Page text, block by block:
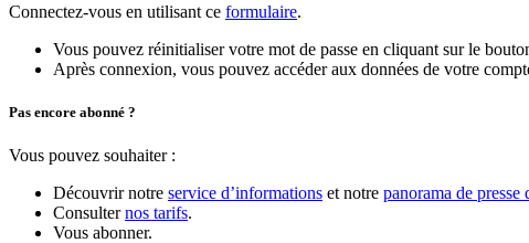
Connectez-vous en utilisant ce formulaire.
Vous pouvez réinitialiser votre mot de passe en cliquant sur le
Après connexion, vous pouvez accéder aux données de votre
Pas encore abonné ?
Vous pouvez souhaiter :
Découvrir notre service d’informations et notre panorama de presse
Consulternos tarifs.
Vous abonner.